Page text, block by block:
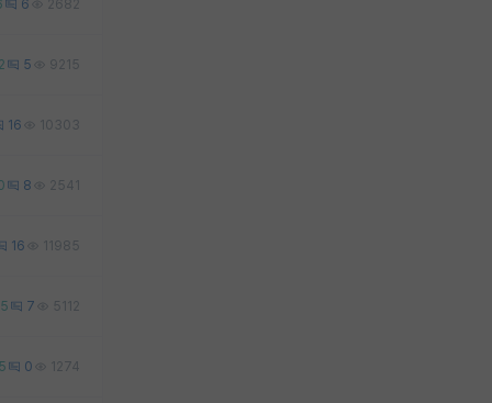
6 2682
5 9215
16 10303
8 2541
16 11985
5 7 5112
0 1274